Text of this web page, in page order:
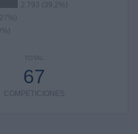
2.793 (39,2%)
TOTAL
67
COMPETICIONES